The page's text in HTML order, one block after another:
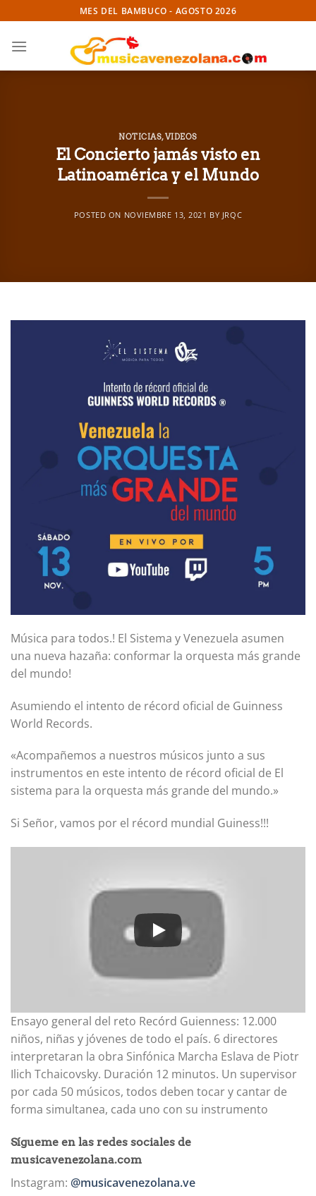
to
content
MES DEL BAMBUCO - AGOSTO 2026
NOTICIAS,VIDEOS
El Concierto jamás visto en
Latinoamérica y el Mundo
POSTED ON NOVIEMBRE 13, 2021 BY JRQC
Música para todos.! El Sistema y Venezuela asumen
una nueva hazaña: conformar la orquesta más grande
del mundo!
Asumiendo el intento de récord oficial de Guinness
World Records.
«Acompañemos a nuestros músicos junto a sus
instrumentos en este intento de récord oficial de El
sistema para la orquesta más grande del mundo.»
Si Señor, vamos por el récord mundial Guiness!!!
Ensayo general del reto Recórd Guienness: 12.000
niños, niñas y jóvenes de todo el país. 6 directores
interpretaran la obra Sinfónica Marcha Eslava de Piotr
Ilich Tchaicovsky. Duración 12 minutos. Un supervisor
por cada 50 músicos, todos deben tocar y cantar de
forma simultanea, cada uno con su instrumento
Sígueme en las redes sociales de
musicavenezolana.com
Instagram: @musicavenezolana.ve